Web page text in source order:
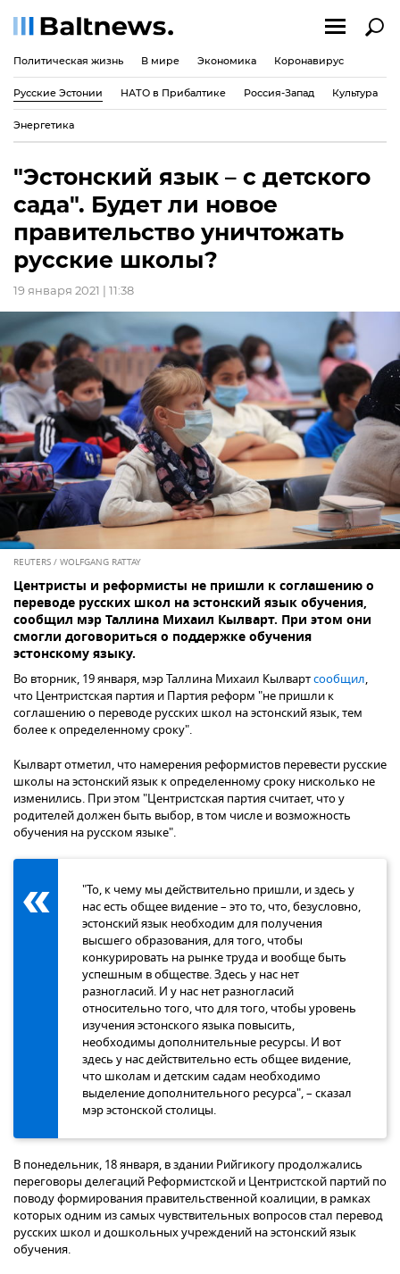
Политическая жизнь В мире Экономика Коронавирус
Русские Эстонии НАТО в Прибалтике Россия-Запад Культура
Энергетика
"Эстонский язык – с детского
сада". Будет ли новое
правительство уничтожать
русские школы?
19 января 2021 | 11:38
REUTERS / WOLFGANG RATTAY
Центристы и реформисты не пришли к соглашению о
переводе русских школ на эстонский язык обучения,
сообщил мэр Таллина Михаил Кылварт. При этом они
смогли договориться о поддержке обучения
эстонскому языку.
Во вторник, 19 января, мэр Таллина Михаил Кылвартсообщил,
что Центристская партия и Партия реформ "не пришли к
соглашению о переводе русских школ на эстонский язык, тем
более к определенному сроку".
Кылварт отметил, что намерения реформистов перевести русские
школы на эстонский язык к определенному сроку нисколько не
изменились. При этом "Центристская партия считает, что у
родителей должен быть выбор, в том числе и возможность
обучения на русском языке".
"То, к чему мы действительно пришли, и здесь у
нас есть общее видение – это то, что, безусловно,
эстонский язык необходим для получения
высшего образования, для того, чтобы
конкурировать на рынке труда и вообще быть
успешным в обществе. Здесь у нас нет
разногласий. И у нас нет разногласий
относительно того, что для того, чтобы уровень
изучения эстонского языка повысить,
необходимы дополнительные ресурсы. И вот
здесь у нас действительно есть общее видение,
что школам и детским садам необходимо
выделение дополнительного ресурса", – сказал
мэр эстонской столицы.
В понедельник, 18 января, в здании Рийгикогу продолжались
переговоры делегаций Реформистской и Центристской партий по
поводу формирования правительственной коалиции, в рамках
которых одним из самых чувствительных вопросов стал перевод
русских школ и дошкольных учреждений на эстонский язык
обучения.